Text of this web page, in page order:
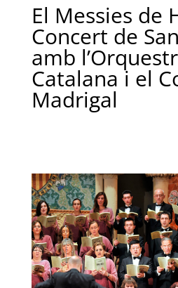
El Messies de
Concert de
amb
Catalana i el
Madrigal